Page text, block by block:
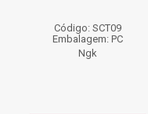
Código: SCT09
Embalagem: PC
Ngk